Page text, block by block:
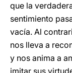
que la
sentimiento
vacía. Al
nos lleva a
y nos anima a
imitar sus